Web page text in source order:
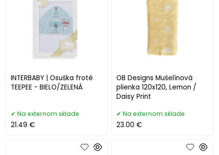
INTERBABY | Osuška froté
TEEPEE - BIELO/ZELENÁ
Na externom sklade
21.49 €
OB Designs Mušelínová
plienka 120x120, Lemon /
Daisy Print
Na externom sklade
23.00 €